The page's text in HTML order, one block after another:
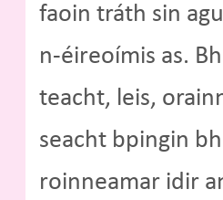
faoin tráth sin
n-éireoímis as.
teacht, leis,
seacht bpingin
roinneamar idir